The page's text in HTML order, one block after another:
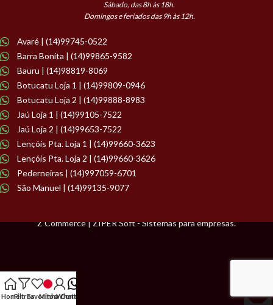
Sábado, das 8h às 18h.
Domingos e feriados das 9h às 12h.
Avaré | (14)99745-0522
Barra Bonita | (14)99865-9582
Bauru | (14)98819-8069
Botucatu Loja 1 | (14)99809-0946
Botucatu Loja 2 | (14)99888-8983
Jaú Loja 1 | (14)99105-7522
Jaú Loja 2 | (14)99653-7522
Lençóis Pta. Loja 1 | (14)99660-3623
Lençóis Pta. Loja 2 | (14)99660-3626
Pederneiras | (14)997059-6701
São Manuel | (14)99135-9077
Z Commerce | ZIPER Soft - Sistemas para empresas.
HomeFiltrosFavoritos
Minha Conta
WhatsApp